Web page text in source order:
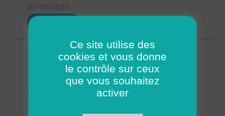
31/10/2025
Aide à domicile - CDD ou CDI -
Plouarzel/Lampaul-Plouarzel/Ploumoguer (H/F)
29 - Finistère
Ce site utilise des
cookies et vous donne
le contrôle sur ceux
que vous souhaitez
activer